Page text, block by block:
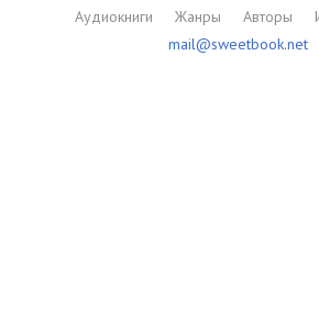
Аудиокниги Жанры Авторы
mail@sweetbook.net